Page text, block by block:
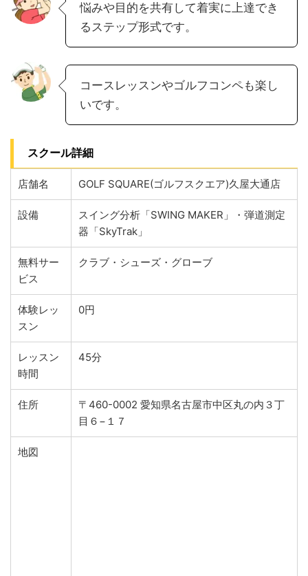
悩みや目的を共有して着実に上達でき
るステップ形式です。
コースレッスンやゴルフコンペも楽し
いです。
スクール詳細
店舗名 GOLF SQUARE(ゴルフスクエア)久屋大通店
設備
スイング分析「SWING MAKER」・弾道測定
器「SkyTrak」
無料サー
ビス
クラブ・シューズ・グローブ
体験レッ
スン
0円
レッスン
時間
45分
住所
〒460-0002 愛知県名古屋市中区丸の内３丁
目６−１７
地図